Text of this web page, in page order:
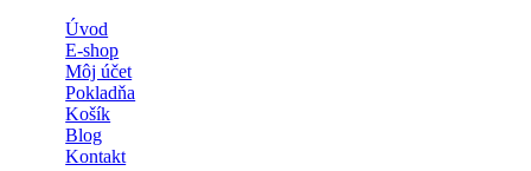
Úvod
E-shop
Môj účet
Pokladňa
Košík
Blog
Kontakt